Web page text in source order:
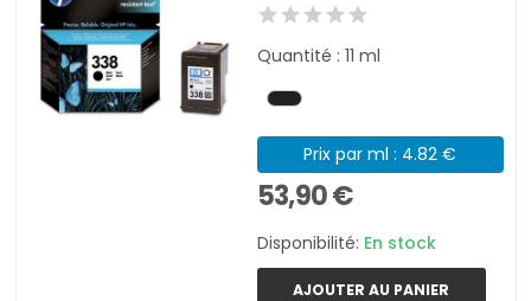
Quantité : 11 ml
Prix par ml : 4.82 €
53,90 €
Disponibilité: En stock
AJOUTER AU PANIER